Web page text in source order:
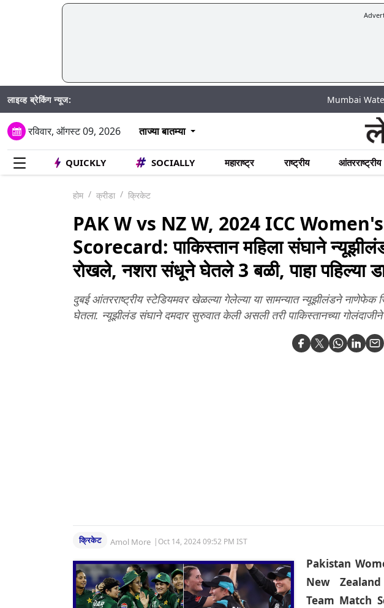
लाइव्ह ब्रेकिंग न्यूज: Mumbai Water Cut: मुंबई
रविवार, ऑगस्ट 09, 2026 ताज्या बातम्या
QUICKLY SOCIALLY महाराष्ट्र राष्ट्रीय आंतरराष्ट्रीय
होम क्रीडा क्रिकेट
PAK W vs NZ W, 2024 ICC
Scorecard: पाकिस्तान महिला संघाने
रोखले, नशरा संधूने घेतले 3 बळी, पाहा पहिल्या
दुबई आंतरराष्ट्रीय स्टेडियमवर खेळल्या गेलेल्या या सामन्यात न्यूझीलंडने नाणेफेक
घेतला. न्यूझीलंड संघाने दमदार सुरुवात केली असली तरी पाकिस्तानच्या
क्रिकेट Amol More | Oct 14, 2024 09:52 PM IST
Pakistan
New
Team Match